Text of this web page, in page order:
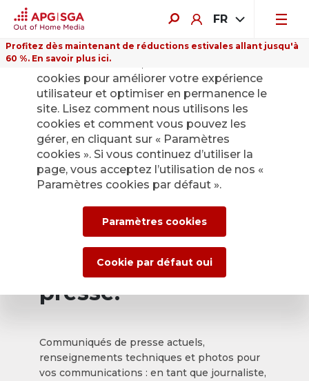
FR
Profitez dès maintenant de réductions estivales allant jusqu'à
60 %. En savoir plus ici.
Retour
Service de presse
d’APG|SGA pour les
actualités et les
communiqués de
presse.
Communiqués de presse actuels,
renseignements techniques et photos pour
vos communications : en tant que journaliste,
Sur ce site Internet, nous utilisons des
cookies pour améliorer votre expérience
utilisateur et optimiser en permanence le
site. Lisez comment nous utilisons les
cookies et comment vous pouvez les
gérer, en cliquant sur « Paramètres
cookies ». Si vous continuez d’utiliser la
page, vous acceptez l’utilisation de nos «
Paramètres cookies par défaut ».
Paramètres cookies
Cookie par défaut oui